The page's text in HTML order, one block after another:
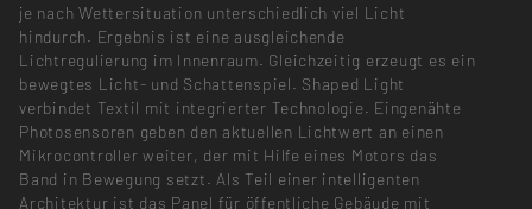
je nach Wettersituation unterschiedlich viel Licht
hindurch. Ergebnis ist eine ausgleichende
Lichtregulierung im Innenraum. Gleichzeitig erzeugt es ein
bewegtes Licht- und Schattenspiel. Shaped Light
verbindet Textil mit integrierter Technologie. Eingenähte
Photosensoren geben den aktuellen Lichtwert an einen
Mikrocontroller weiter, der mit Hilfe eines Motors das
Band in Bewegung setzt. Als Teil einer intelligenten
Architektur ist das Panel für öffentliche Gebäude mit